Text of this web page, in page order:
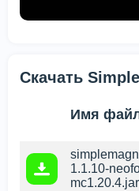
Скачать
Имя
1.1.10-
mc1.20.4.jar